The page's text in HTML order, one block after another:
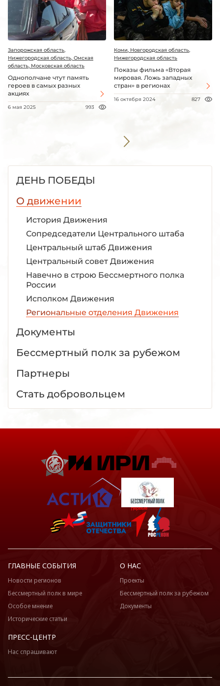
Запорожская область,
Нижегородская область, Омская
область, Московская область
Однополчане чтут память
героев в самых разных
акциях
6 мая 2025 993
Коми, Новгородская область,
Нижегородская область
Показы фильма «Вторая
мировая. Ложь западных
стран» в регионах
16 октября 2024 827
ДЕНЬ ПОБЕДЫ
О движении
История Движения
Сопредседатели Центрального штаба
Центральный штаб Движения
Центральный совет Движения
Навечно в строю Бессмертного полка
России
Исполком Движения
Региональные отделения Движения
Документы
Бессмертный полк за рубежом
Партнеры
Стать добровольцем
ГЛАВНЫЕ СОБЫТИЯ
Новости регионов
Бессмертный полк в мире
Особое мнение
Исторические статьи
О НАС
Проекты
Бессмертный полк за рубежом
Документы
ПРЕСС-ЦЕНТР
Нас спрашивают